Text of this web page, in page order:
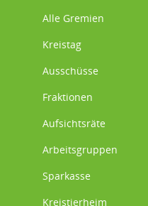
Alle Gremien
Kreistag
Ausschüsse
Fraktionen
Aufsichtsräte
Arbeitsgruppen
Sparkasse
Kreistierheim